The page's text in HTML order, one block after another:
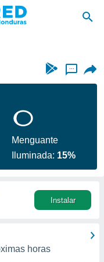
...
Menguante
Iluminada: 15%
Instalar
horas